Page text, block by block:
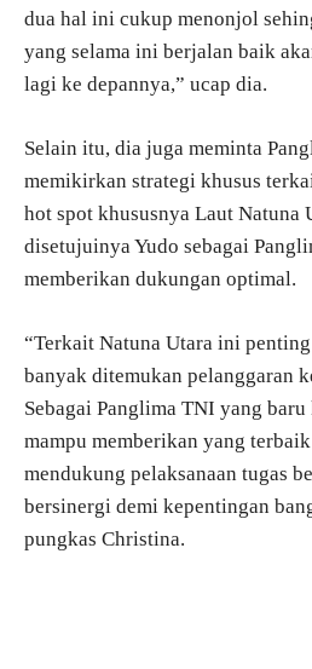
dua hal ini cukup menonjol
yang selama ini berjalan baik
lagi ke depannya,” ucap dia.
Selain itu, dia juga meminta
memikirkan strategi khusus
hot spot khususnya Laut Natuna
disetujuinya Yudo sebagai
memberikan dukungan optimal.
“Terkait Natuna Utara ini
banyak ditemukan pelanggaran
Sebagai Panglima TNI yang
mampu memberikan yang
mendukung pelaksanaan tugas
bersinergi demi kepentingan
pungkas Christina.